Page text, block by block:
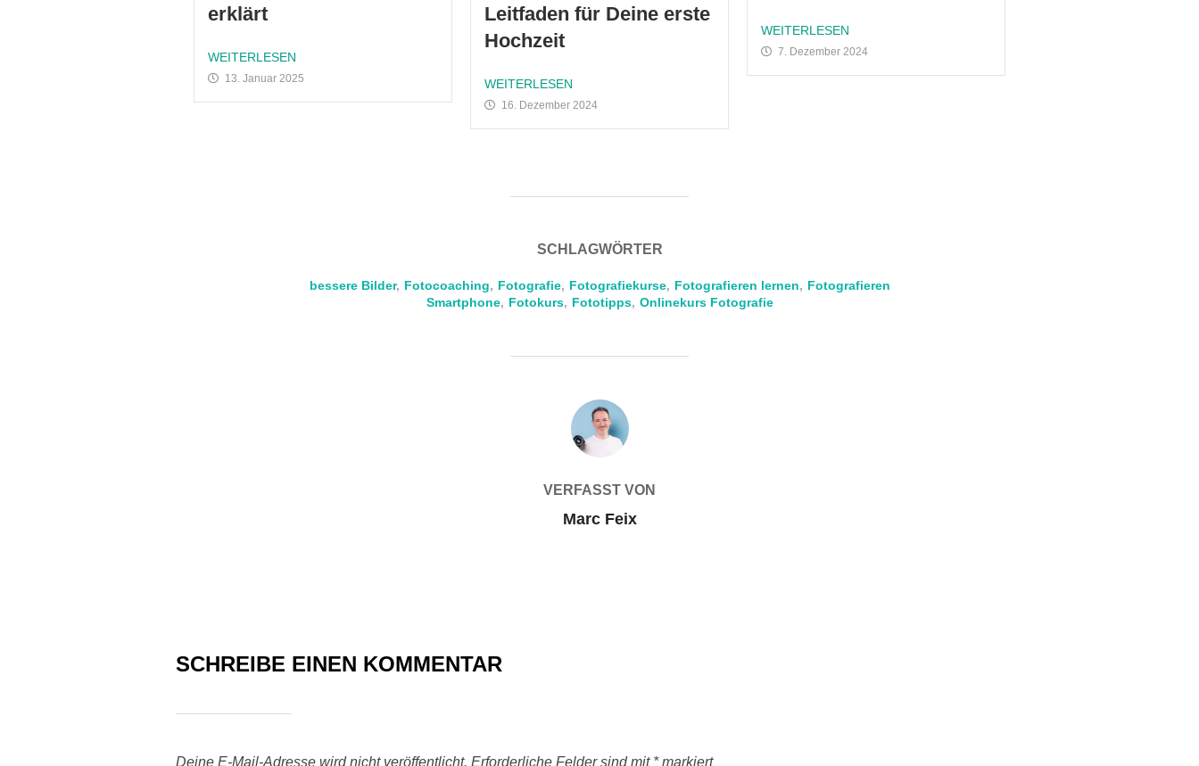
erklärt
WEITERLESEN
13. Jan­u­ar 2025
Leitfaden für Deine erste
Hochzeit
WEITERLESEN
16. Dezem­ber 2024
WEITERLESEN
7. Dezem­ber 2024
SCHLAGWÖRTER
bessere Bilder, Fotocoaching, Fotografie, Fotografiekurse, Fotografieren lernen, Fotografieren
Smartphone, Fotokurs, Fototipps, Onlinekurs Fotografie
BEITRAGSAUTOR
VERFASST VON
Marc Feix
SCHREIBE EINEN KOMMENTAR
Deine E-Mail-Adresse wird nicht veröffentlicht. Erforderliche Felder sind mit *markiert